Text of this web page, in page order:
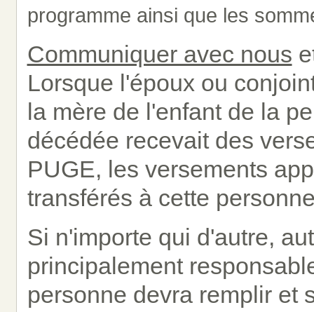
programme ainsi que les
Communiquer avec nous
Lorsque l'époux ou
la mère de l'enfant de la
décédée recevait des
PUGE, les versements
transférés à cette
Si n'importe qui d'autre,
principalement
personne devra remplir et